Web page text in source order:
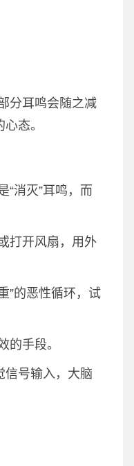
分耳鸣会随之减
态。
“消灭”耳鸣，而
打开风扇，用外
”的恶性循环，试
的手段。
信号输入，大脑